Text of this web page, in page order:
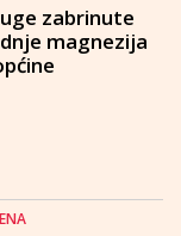
zabrinute
magnezija